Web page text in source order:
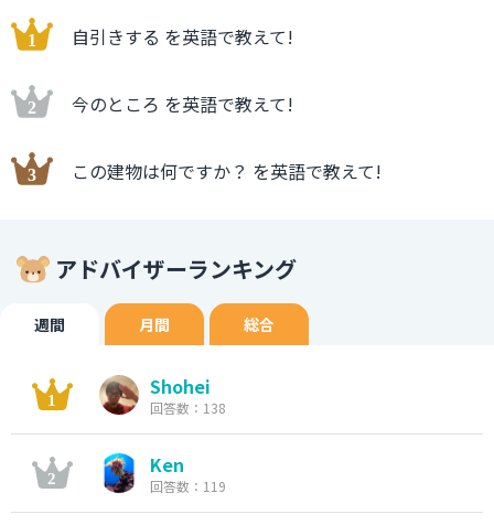
自引きする を英語で教えて!
今のところ を英語で教えて!
この建物は何ですか？ を英語で教えて!
アドバイザーランキング
週間 月間 総合
Shohei
回答数：138
Ken
回答数：119